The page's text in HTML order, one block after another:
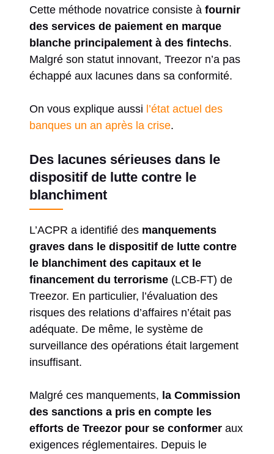
Cette méthode novatrice consiste à fournir
des services de paiement en marque
blanche principalement à des fintechs.
Malgré son statut innovant, Treezor n’a pas
échappé aux lacunes dans sa conformité.
On vous explique aussi l’état actuel des
banques un an après la crise.
Des lacunes sérieuses dans le
dispositif de lutte contre le
blanchiment
L’ACPR a identifié des manquements
graves dans le dispositif de lutte contre
le blanchiment des capitaux et le
financement du terrorisme (LCB-FT) de
Treezor. En particulier, l’évaluation des
risques des relations d’affaires n’était pas
adéquate. De même, le système de
surveillance des opérations était largement
insuffisant.
Malgré ces manquements, la Commission
des sanctions a pris en compte les
efforts de Treezor pour se conformer aux
exigences réglementaires. Depuis le